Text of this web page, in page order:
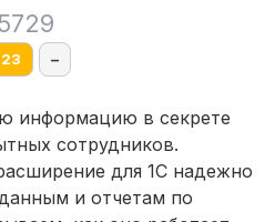
23 –
информацию в секрете
сотрудников.
для 1С надежно
и отчетам по